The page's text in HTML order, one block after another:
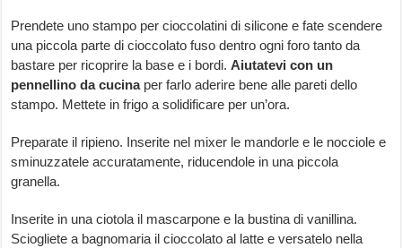
Prendete uno stampo per cioccolatini di silicone e fate scendere
una piccola parte di cioccolato fuso dentro ogni foro tanto da
bastare per ricoprire la base e i bordi.Aiutatevi con un
pennellino da cucinaper farlo aderire bene alle pareti dello
stampo. Mettete in frigo a solidificare per un’ora.
Preparate il ripieno. Inserite nel mixer le mandorle e le nocciole e
sminuzzatele accuratamente, riducendole in una piccola
granella.
Inserite in una ciotola il mascarpone e la bustina di vanillina.
Sciogliete a bagnomaria il cioccolato al latte e versatelo nella